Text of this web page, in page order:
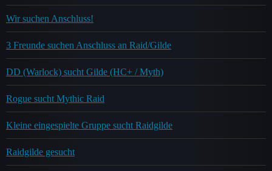
Wir suchen Anschluss!
3 Freunde suchen Anschluss an Raid/Gilde
DD (Warlock) sucht Gilde (HC+ / Myth)
Rogue sucht Mythic Raid
Kleine eingespielte Gruppe sucht Raidgilde
Raidgilde gesucht